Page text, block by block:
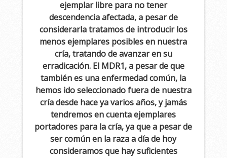
ejemplar libre para no tener
descendencia afectada, a pesar de
considerarla tratamos de introducir los
menos ejemplares posibles en nuestra
cría, tratando de avanzar en su
erradicación. El MDR1, a pesar de que
también es una enfermedad común, la
hemos ido seleccionado fuera de nuestra
cría desde hace ya varios años, y jamás
tendremos en cuenta ejemplares
portadores para la cría, ya que a pesar de
ser común en la raza a día de hoy
consideramos que hay suficientes